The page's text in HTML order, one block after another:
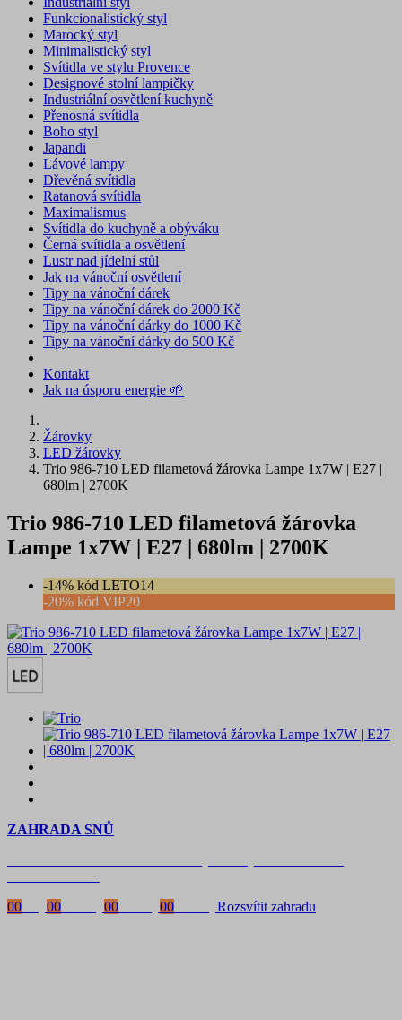
Funkcionalistický styl
Marocký styl
Minimalistický styl
Svítidla ve stylu Provence
Designové stolní lampičky
Industriální osvětlení kuchyně
Přenosná svítidla
Boho styl
Japandi
Lávové lampy
Dřevěná svítidla
Ratanová svítidla
Maximalismus
Svítidla do kuchyně a obýváku
Černá svítidla a osvětlení
Lustr nad jídelní stůl
Jak na vánoční osvětlení
Tipy na vánoční dárek
Tipy na vánoční dárek do 2000 Kč
Tipy na vánoční dárky do 1000 Kč
Tipy na vánoční dárky do 500 Kč
Kontakt
Jak na úsporu energie 🌱
Žárovky
LED žárovky
Trio 986-710 LED filametová žárovka Lampe 1x7W | E27 |
680lm | 2700K
Trio 986-710 LED filametová žárovka
Lampe 1x7W | E27 | 680lm | 2700K
-14% kód LETO14
-20% kód VIP20
ZAHRADA SNŮ
00
00 00 00 Rozsvítit zahradu